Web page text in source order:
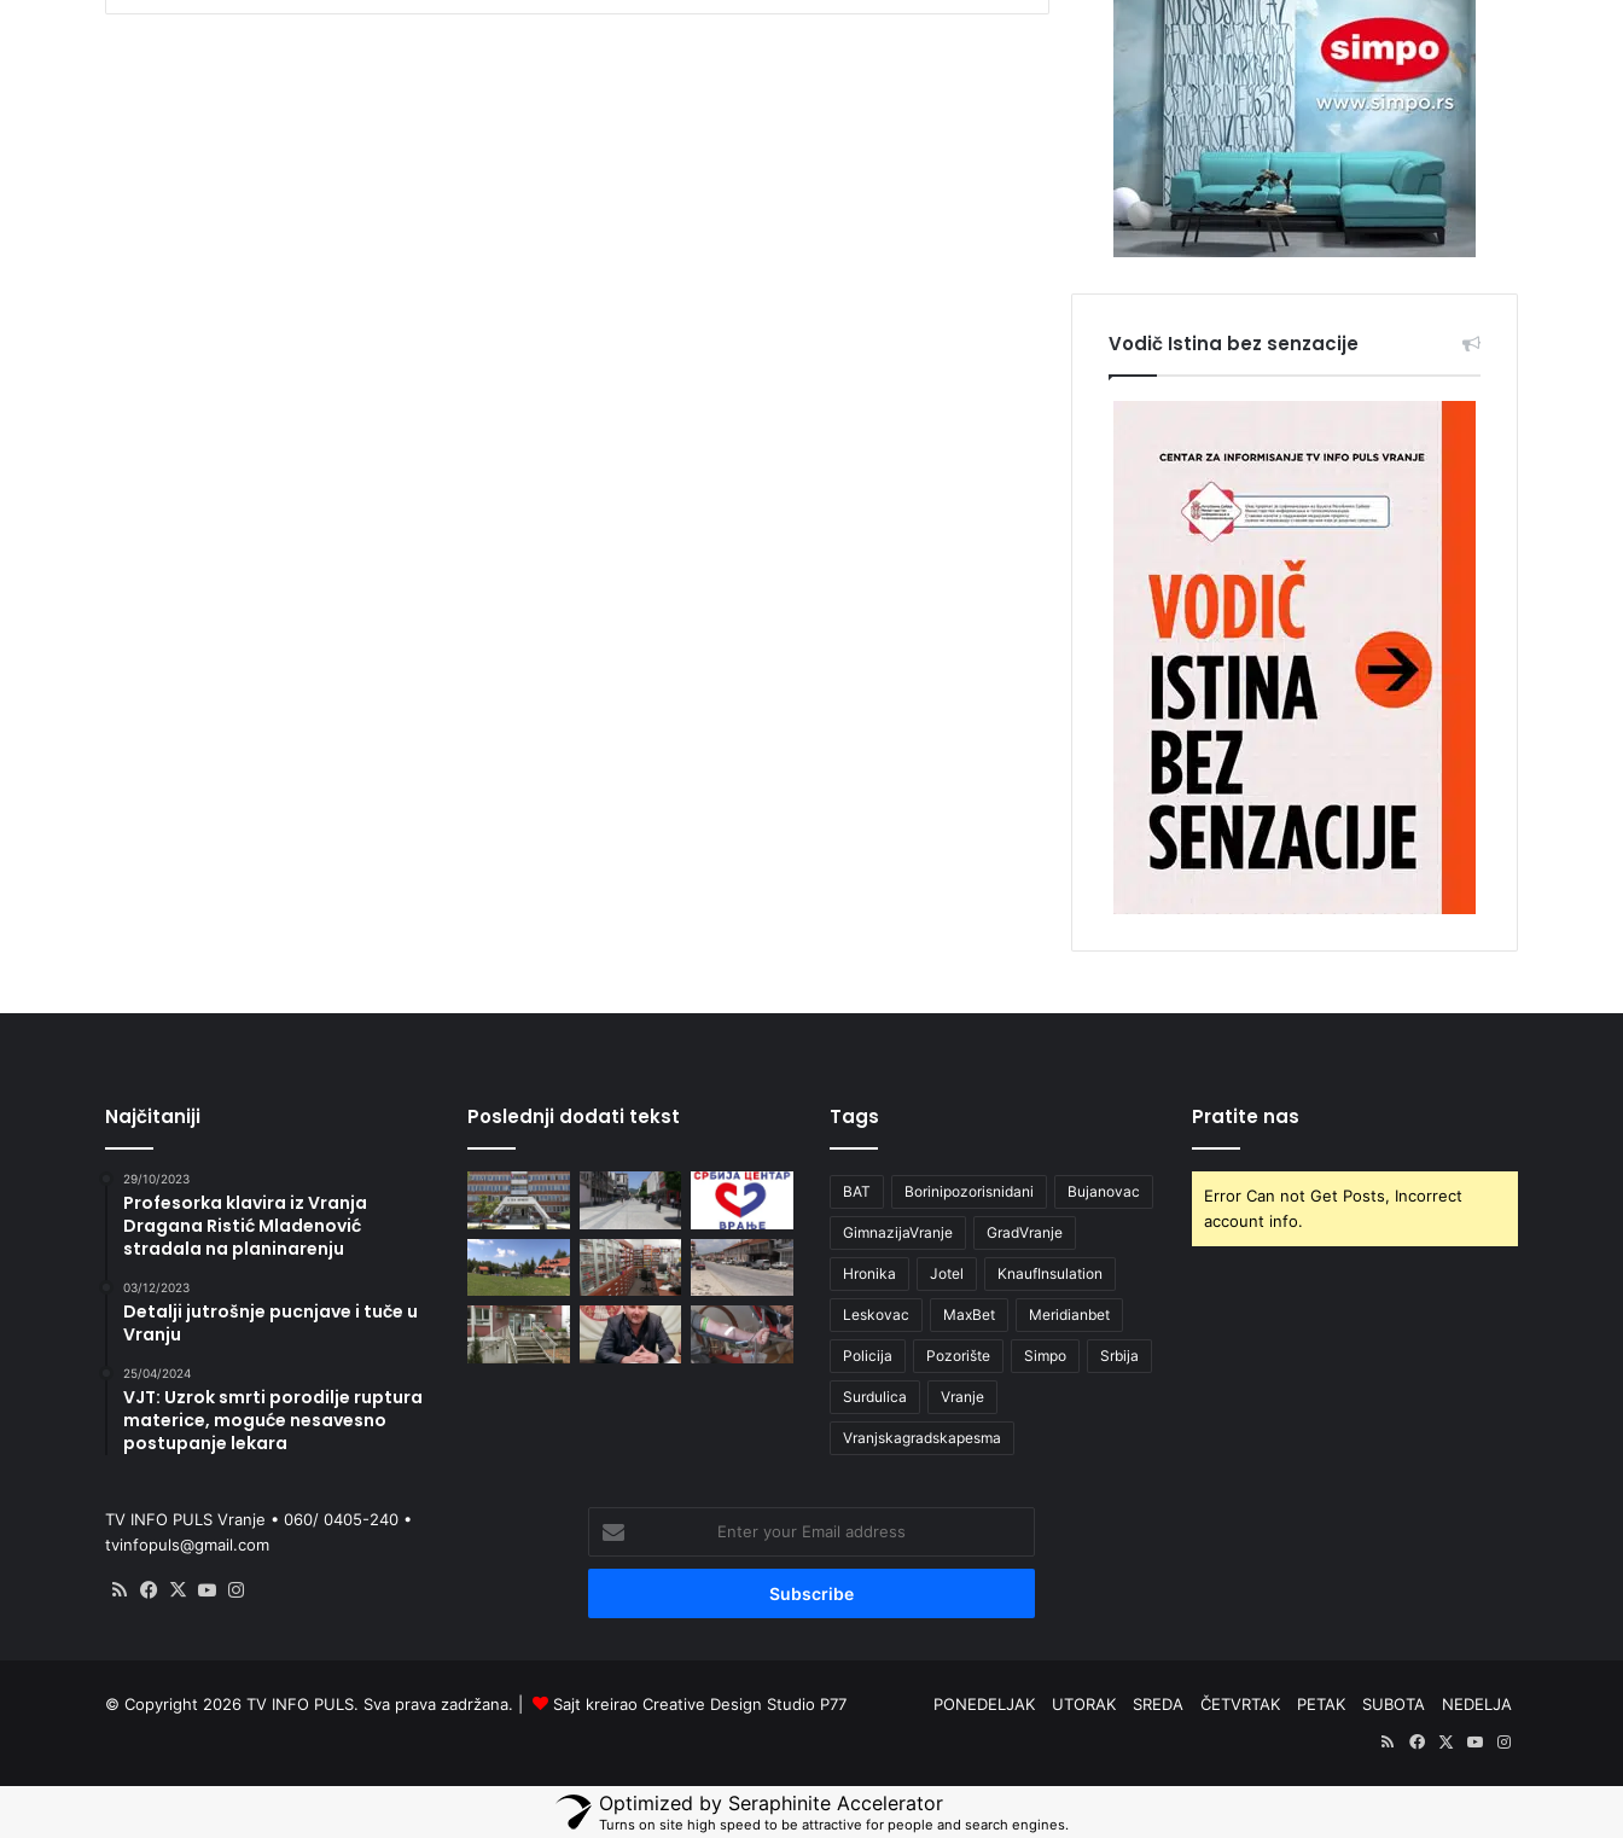
Vodič Istina bez senzacije
Najčitaniji
29/10/2023
Profesorka klavira iz Vranja
Dragana Ristić Mladenović
stradala na planinarenju
03/12/2023
Detalji jutrošnje pucnjave i tuče u
Vranju
25/04/2024
VJT: Uzrok smrti porodilje ruptura
materice, moguće nesavesno
postupanje lekara
Poslednji dodati tekst Tags
BAT Borinipozorisnidani Bujanovac
GimnazijaVranje GradVranje
Hronika Jotel KnaufInsulation
Leskovac MaxBet Meridianbet
Policija Pozorište Simpo Srbija
Surdulica Vranje
Vranjskagradskapesma
Pratite nas
Error Can not Get Posts, Incorrect
account info.
TV INFO PULS Vranje • 060/ 0405-240 •
tvinfopuls@gmail.com
RSS Facebook
X YouTube
your
Email
© Copyright 2026 TV INFO PULS. Sva prava zadržana. | Sajt kreirao Creative Design Studio P77 PONEDELJAK UTORAK SREDA ČETVRTAK PETAK SUBOTA
NEDELJA
RSSFacebook
X YouTubeInstagram
Optimized by Seraphinite Accelerator
Turns on site high speed to be attractive for people and search engines.